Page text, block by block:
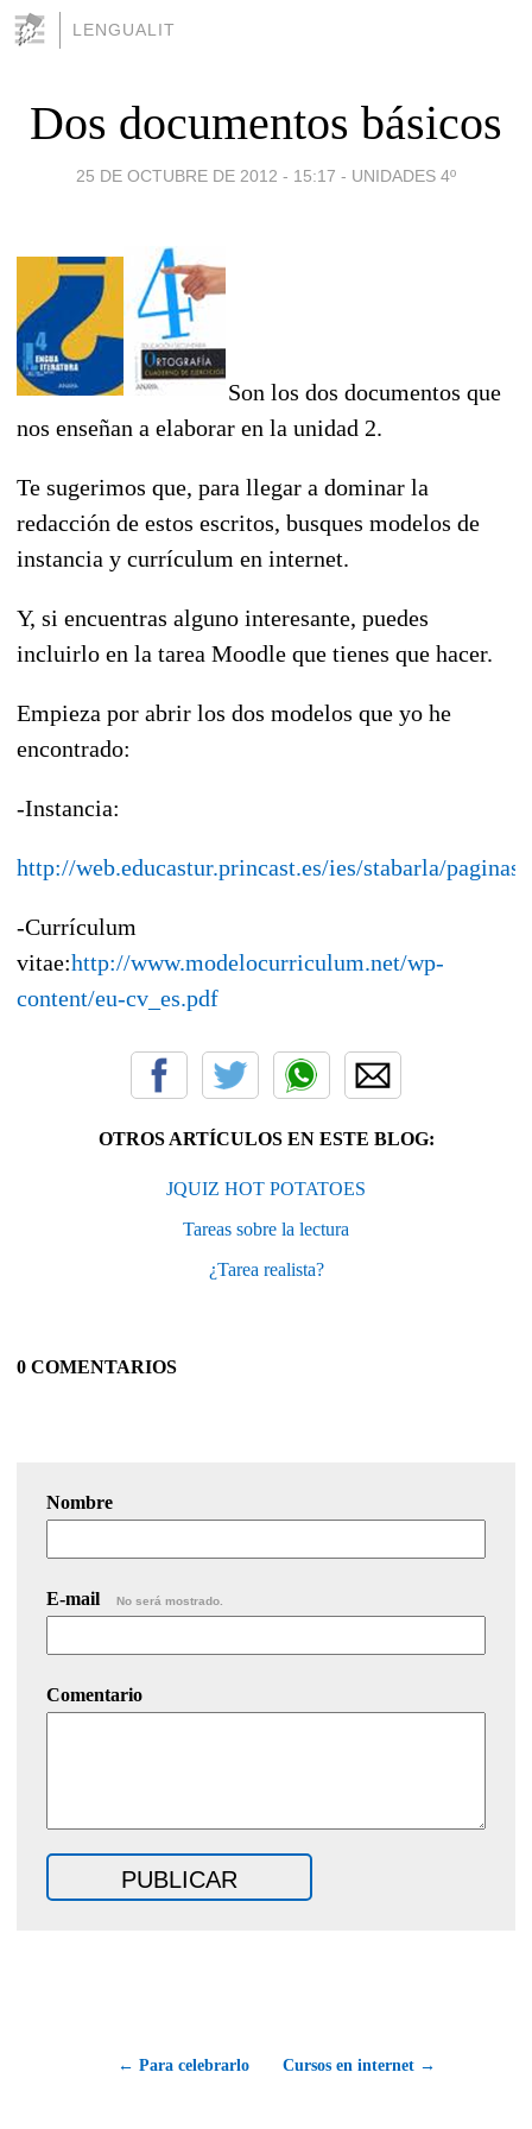
LENGUALIT
Dos documentos básicos
25 DE OCTUBRE DE 2012 - 15:17 - UNIDADES 4º
Son los dos documentos que
nos enseñan a elaborar en la unidad 2.
Te sugerimos que, para llegar a dominar la
redacción de estos escritos, busques modelos de
instancia y currículum en internet.
Y, si encuentras alguno interesante, puedes
incluirlo en la tarea Moodle que tienes que hacer.
Empieza por abrir los dos modelos que yo he
encontrado:
-Instancia:
http://web.educastur.princast.es/ies/stabarla/
-Currículum
vitae:http://www.modelocurriculum.net/wp-
content/eu-cv_es.pdf
OTROS ARTÍCULOS EN ESTE BLOG:
JQUIZ HOT POTATOES
Tareas sobre la lectura
¿Tarea realista?
0 COMENTARIOS
Nombre
E-mail No será mostrado.
Comentario
← Para celebrarlo Cursos en internet →